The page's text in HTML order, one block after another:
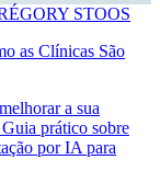
STOOS
as Clínicas São
a sua
prático sobre
por IA para